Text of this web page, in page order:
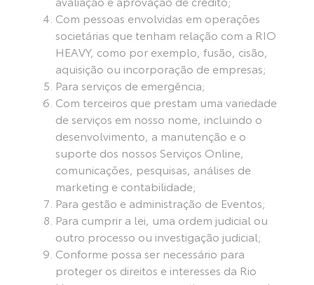
Com pessoas envolvidas em operações
societárias que tenham relação com a RIO
HEAVY, como por exemplo, fusão, cisão,
aquisição ou incorporação de empresas;
Para serviços de emergência;
Com terceiros que prestam uma variedade
de serviços em nosso nome, incluindo o
desenvolvimento, a manutenção e o
suporte dos nossos Serviços Online,
comunicações, pesquisas, análises de
marketing e contabilidade;
Para gestão e administração de Eventos;
Para cumprir a lei, uma ordem judicial ou
outro processo ou investigação judicial;
Conforme possa ser necessário para
proteger os direitos e interesses da Rio